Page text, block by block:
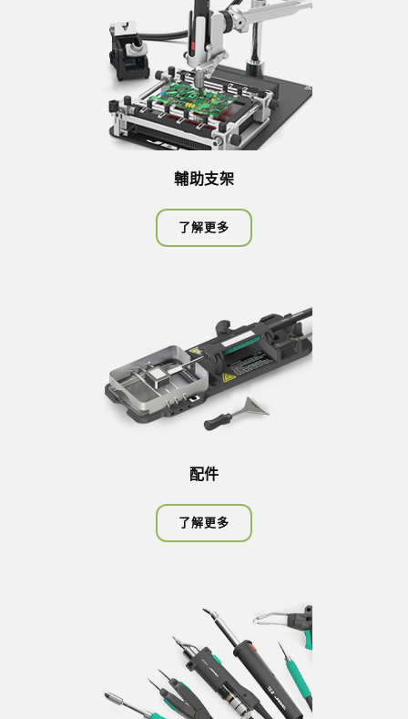
輔助支架
了解更多
配件
了解更多